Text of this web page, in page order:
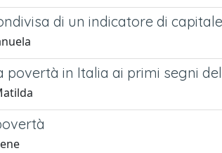
di un indicatore di
povertà in Italia ai primi segni